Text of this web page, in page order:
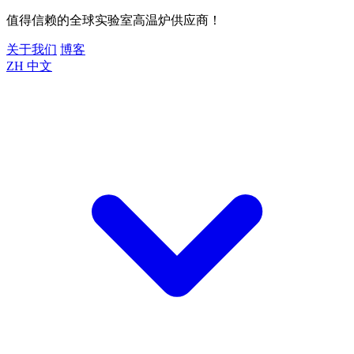
值得信赖的全球实验室高温炉供应商！
关于我们 博客
ZH 中文